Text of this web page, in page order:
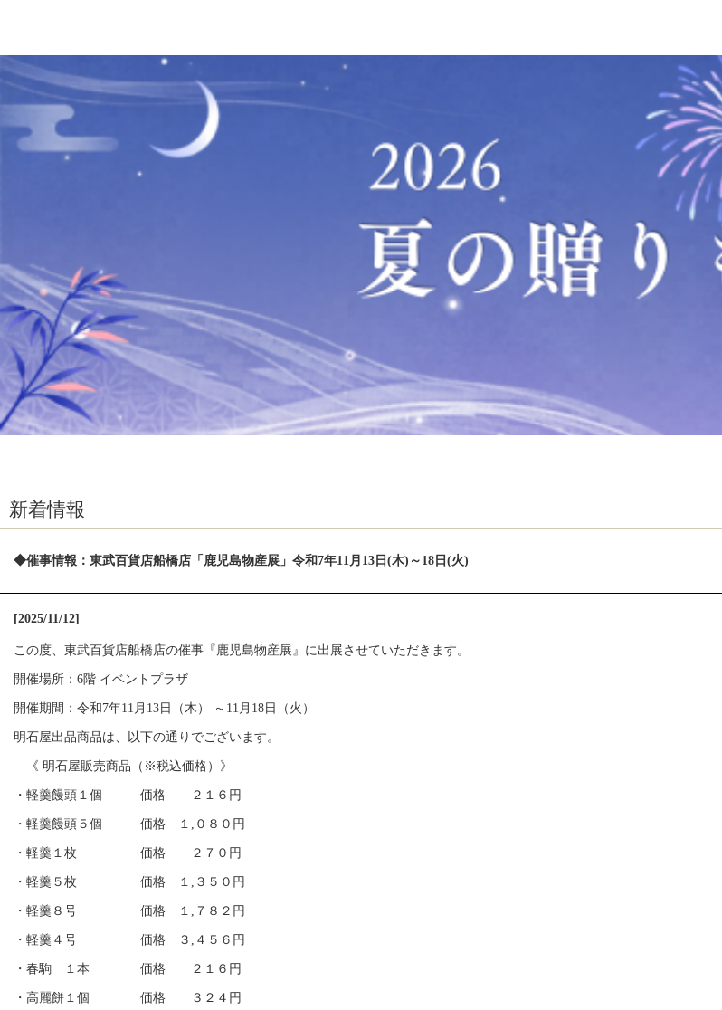
新着情報
◆催事情報：東武百貨店船橋店「鹿児島物産展」令和7年11月13日(木)～18日(火)
[2025/11/12]
この度、東武百貨店船橋店の催事『鹿児島物産展』に出展させていただきます。
開催場所：6階 イベントプラザ
開催期間：令和7年11月13日（木） ～11月18日（火）
明石屋出品商品は、以下の通りでございます。
―《 明石屋販売商品（※税込価格）》―
・軽羹饅頭１個 価格 ２１６円
・軽羹饅頭５個 価格 １,０８０円
・軽羹１枚 価格 ２７０円
・軽羹５枚 価格 １,３５０円
・軽羹８号 価格 １,７８２円
・軽羹４号 価格 ３,４５６円
・春駒 １本 価格 ２１６円
・高麗餅１個 価格 ３２４円